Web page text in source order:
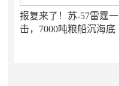
报复来了！苏-57雷霆一
击，7000吨粮船沉海底